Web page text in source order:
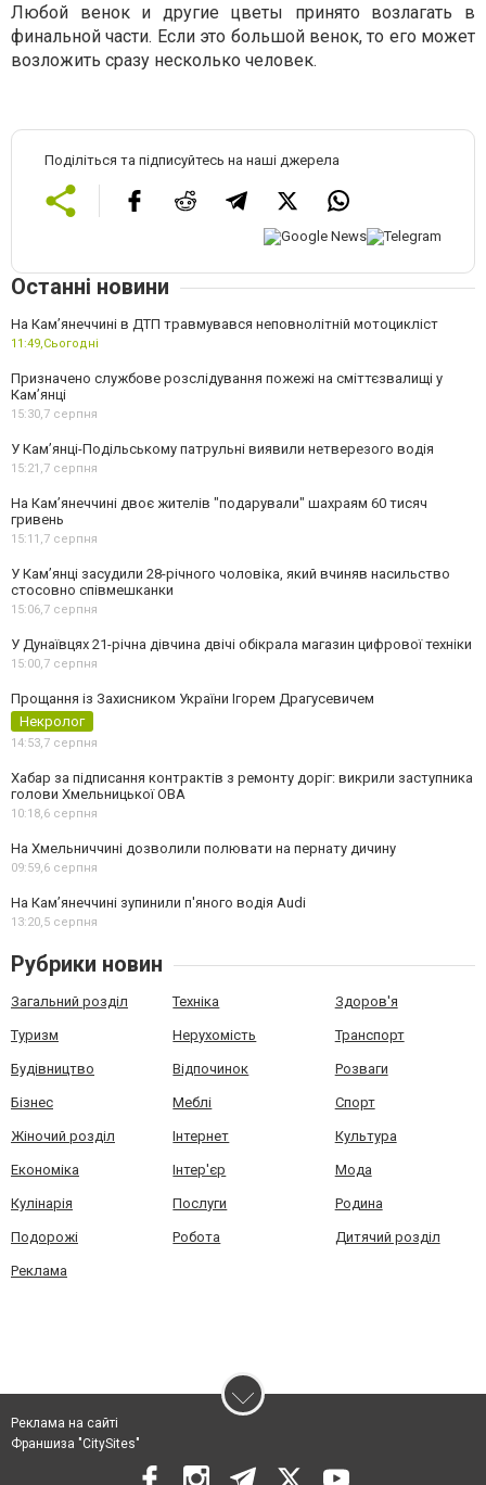
Любой венок и другие цветы принято возлагать в
финальной части. Если это большой венок, то его может
возложить сразу несколько человек.
Поділіться та підписуйтесь на наші джерела
Останні новини
На Кам’янеччині в ДТП травмувався неповнолітній мотоцикліст
11:49,Сьогодні
Призначено службове розслідування пожежі на сміттєзвалищі у
Кам’янці
15:30,7 серпня
У Кам’янці-Подільському патрульні виявили нетверезого водія
15:21,7 серпня
На Камʼянеччині двоє жителів "подарували" шахраям 60 тисяч
гривень
15:11,7 серпня
У Камʼянці засудили 28-річного чоловіка, який вчиняв насильство
стосовно співмешканки
15:06,7 серпня
У Дунаївцях 21-річна дівчина двічі обікрала магазин цифрової техніки
15:00,7 серпня
Прощання із Захисником України Ігорем Драгусевичем
Некролог
14:53,7 серпня
Хабар за підписання контрактів з ремонту доріг: викрили заступника
голови Хмельницької ОВА
10:18,6 серпня
На Хмельниччині дозволили полювати на пернату дичину
09:59,6 серпня
На Камʼянеччині зупинили п'яного водія Audi
13:20,5 серпня
Рубрики новин
Загальний розділ Техніка Здоров'я
Туризм Нерухомість Транспорт
Будівництво Відпочинок Розваги
Бізнес Меблі Спорт
Жіночий розділ Інтернет Культура
Економіка Інтер'єр Мода
Кулінарія Послуги Родина
Подорожі Робота Дитячий розділ
Реклама
Реклама на сайті
Франшиза "CitySites"